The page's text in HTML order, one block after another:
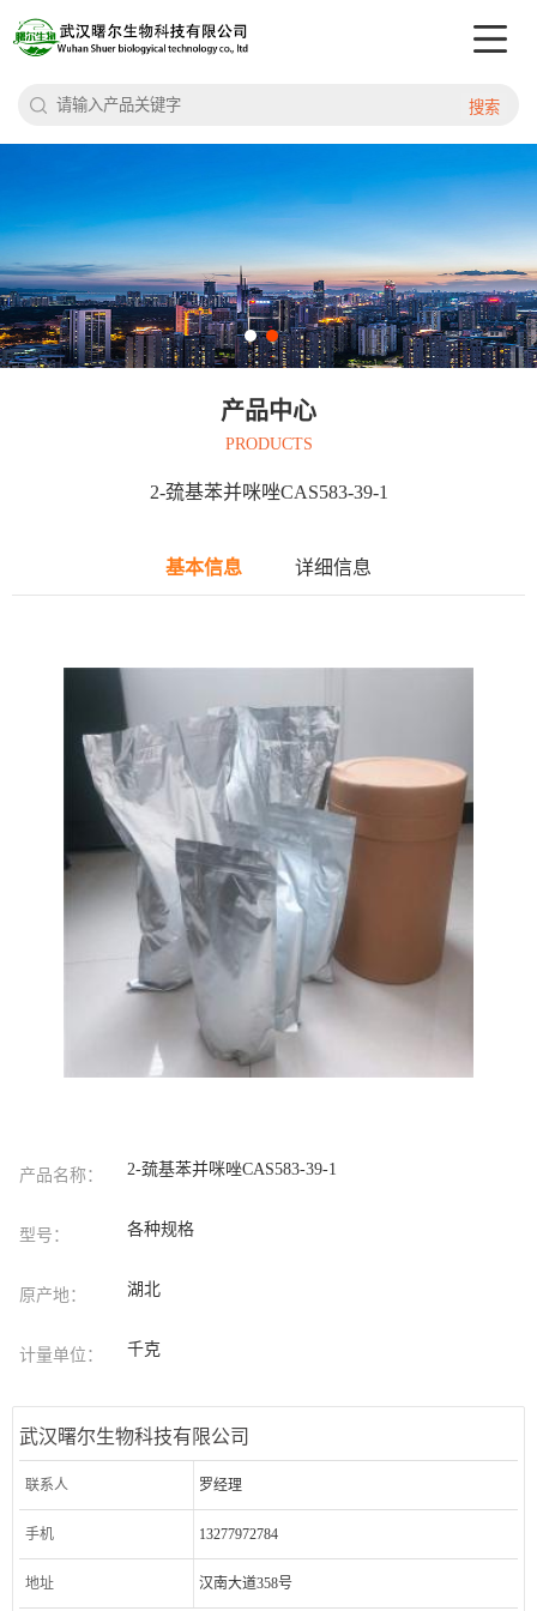
搜索
产品中心
PRODUCTS
2-巯基苯并咪唑CAS583-39-1
基本信息 详细信息
产品名称： 2-巯基苯并咪唑CAS583-39-1
型号： 各种规格
原产地： 湖北
计量单位： 千克
武汉曙尔生物科技有限公司
联系人 罗经理
手机 13277972784
地址 汉南大道358号